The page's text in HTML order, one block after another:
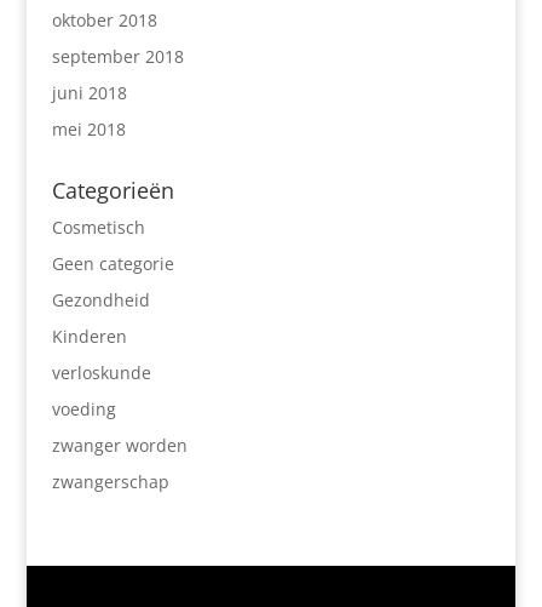
oktober 2018
september 2018
juni 2018
mei 2018
Categorieën
Cosmetisch
Geen categorie
Gezondheid
Kinderen
verloskunde
voeding
zwanger worden
zwangerschap